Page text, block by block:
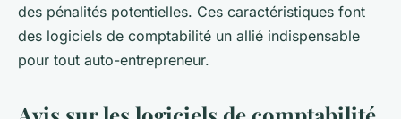
des pénalités potentielles. Ces caractéristiques font
des logiciels de comptabilité un allié indispensable
pour tout auto-entrepreneur.